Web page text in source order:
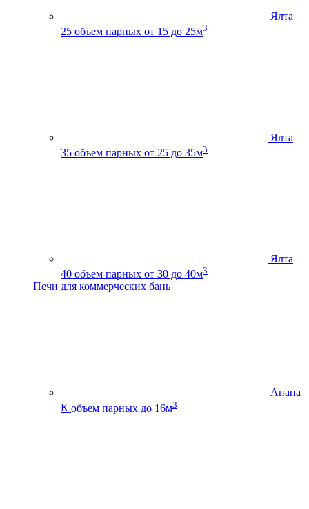
Ялта
25 объем парных от 15 до 25м3
Ялта
35 объем парных от 25 до 35м3
Ялта
40 объем парных от 30 до 40м3
Печи для коммерческих бань
Анапа
К объем парных до 16м3